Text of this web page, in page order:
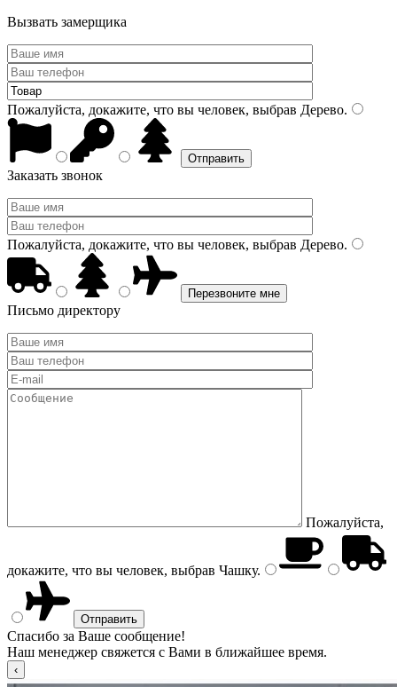
Вызвать замерщика
Пожалуйста, докажите, что вы человек, выбрав Дерево.
Заказать звонок
Пожалуйста, докажите, что вы человек, выбрав Дерево.
Письмо директору
Пожалуйста,
докажите, что вы человек, выбрав Чашку.
Спасибо за Ваше сообщение!
Наш менеджер свяжется с Вами в ближайшее время.